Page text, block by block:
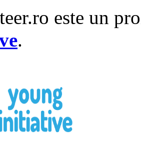
este un
.